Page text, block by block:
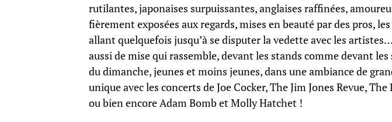
rutilantes, japonaises surpuissantes, anglaises raffinées,
fièrement exposées aux regards, mises en beauté par des pros,
allant quelquefois jusqu’à se disputer la vedette avec les
aussi de mise qui rassemble, devant les stands comme devant
du dimanche, jeunes et moins jeunes, dans une ambiance de
unique avec les concerts de Joe Cocker, The Jim Jones Revue,
ou bien encore Adam Bomb et Molly Hatchet !